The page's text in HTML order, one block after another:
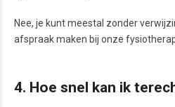
Nee, je kunt meestal zonder
afspraak maken bij onze
4. Hoe snel kan ik